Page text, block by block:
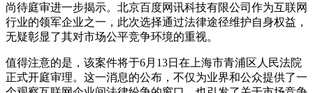
尚待庭审进一步揭示。北京百度网讯科技有限公司作为互联网
行业的领军企业之一，此次选择通过法律途径维护自身权益，
无疑彰显了其对市场公平竞争环境的重视。
值得注意的是，该案件将于6月13日在上海市青浦区人民法院
正式开庭审理。这一消息的公布，不仅为业界和公众提供了一